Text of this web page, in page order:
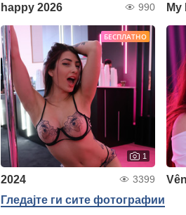
happy 2026 990 My
БЕСПЛАТНО
1
2024 3399
Гледајте ги сите фотографии